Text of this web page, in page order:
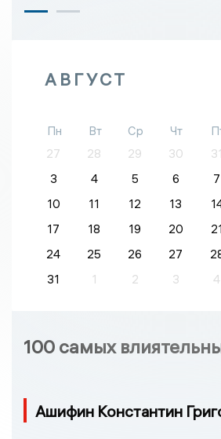
АВГУСТ
Пн Вт Ср Чт
27
28 29 30 31
3
4 5 6 7
10
11 12 13
17
18 19 20 21
24
25 26 27
31
1 2 3 4
100 самых
Ашифин Константин